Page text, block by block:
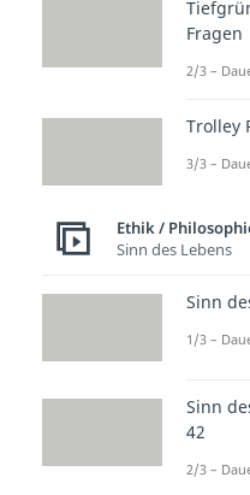
Nach
zu
Deep
Jeder
und Ziele,
Fragen
2/3 –
Trolley
3/3 –
Ethik /
Sinn des Lebens
Sinn
1/3 –
Sinn
42
2/3 –